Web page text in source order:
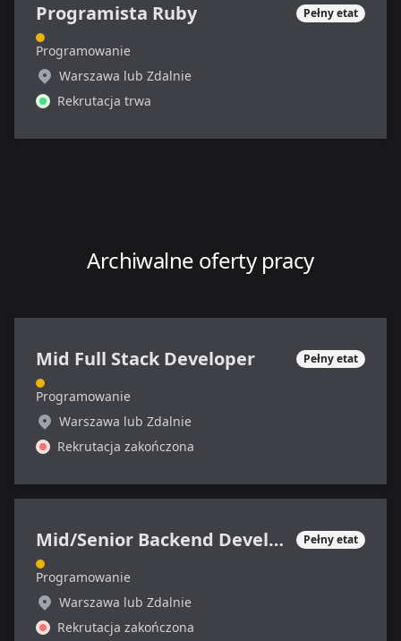
Programista Ruby Pełny etat
Programowanie
Warszawa lub Zdalnie
Rekrutacja trwa
Archiwalne oferty pracy
Mid Full Stack Developer Pełny etat
Programowanie
Warszawa lub Zdalnie
Rekrutacja zakończona
Mid/Senior Backend Developer Pełny etat
Programowanie
Warszawa lub Zdalnie
Rekrutacja zakończona